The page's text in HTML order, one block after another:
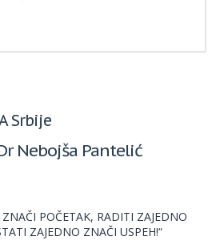
Srbije
Nebojša Pantelić
POČETAK, RADITI ZAJEDNO
ZAJEDNO ZNAČI USPEH!“